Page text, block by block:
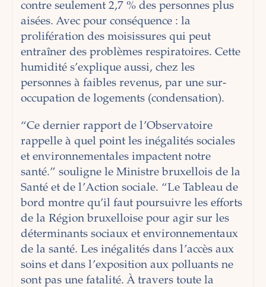
contre seulement 2,7 % des personnes plus
aisées. Avec pour conséquence : la
prolifération des moisissures qui peut
entraîner des problèmes respiratoires. Cette
humidité s’explique aussi, chez les
personnes à faibles revenus, par une sur-
occupation de logements (condensation).
“Ce dernier rapport de l’Observatoire
rappelle à quel point les inégalités sociales
et environnementales impactent notre
santé.” souligne le Ministre bruxellois de la
Santé et de l’Action sociale. “Le Tableau de
bord montre qu’il faut poursuivre les efforts
de la Région bruxelloise pour agir sur les
déterminants sociaux et environnementaux
de la santé. Les inégalités dans l’accès aux
soins et dans l’exposition aux polluants ne
sont pas une fatalité. À travers toute la